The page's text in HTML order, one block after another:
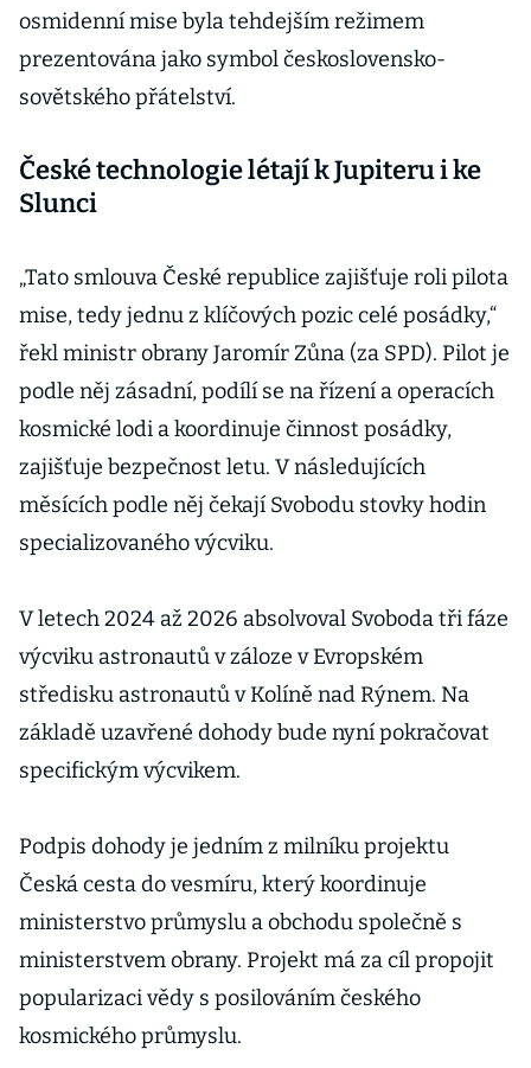
osmidenní mise byla tehdejším režimem
prezentována jako symbol československo-
sovětského přátelství.
České technologie létají k Jupiteru i ke
Slunci
„Tato smlouva České republice zajišťuje roli pilota
mise, tedy jednu z klíčových pozic celé posádky,“
řekl ministr obrany Jaromír Zůna (za SPD). Pilot je
podle něj zásadní, podílí se na řízení a operacích
kosmické lodi a koordinuje činnost posádky,
zajišťuje bezpečnost letu. V následujících
měsících podle něj čekají Svobodu stovky hodin
specializovaného výcviku.
V letech 2024 až 2026 absolvoval Svoboda tři fáze
výcviku astronautů v záloze v Evropském
středisku astronautů v Kolíně nad Rýnem. Na
základě uzavřené dohody bude nyní pokračovat
specifickým výcvikem.
Podpis dohody je jedním z milníku projektu
Česká cesta do vesmíru, který koordinuje
ministerstvo průmyslu a obchodu společně s
ministerstvem obrany. Projekt má za cíl propojit
popularizaci vědy s posilováním českého
kosmického průmyslu.